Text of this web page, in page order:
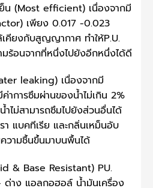
น (Most efficient) เนื่องจากมี
เพียง 0.017 -0.023
คียงกับสูญญากาศ ทำให้P.U.
มร้อนจากที่หนึ่งไปยังอีกหนึ่งได้ดี
leaking) เนื่องจากมี
การซึมผ่านของน้ำไม่เกิน 2%
ำไม่สามารถซึมไปยังส่วนอื่นได้
า แบคทีเรีย และกลิ่นเหม็นอับ
วามชื้นขึ้นมาบนพื้นได้
& Base Resistant) PU.
ด่าง แอลกอฮอล์ น้ำมันเครื่อง